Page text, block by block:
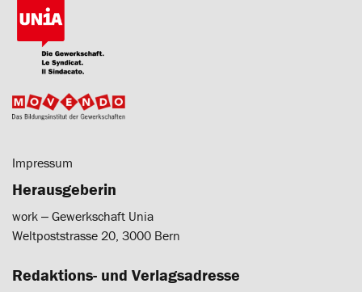
Impressum
Herausgeberin
work ‒ Gewerkschaft Unia
Weltpoststrasse 20, 3000 Bern
Redaktions- und Verlagsadresse